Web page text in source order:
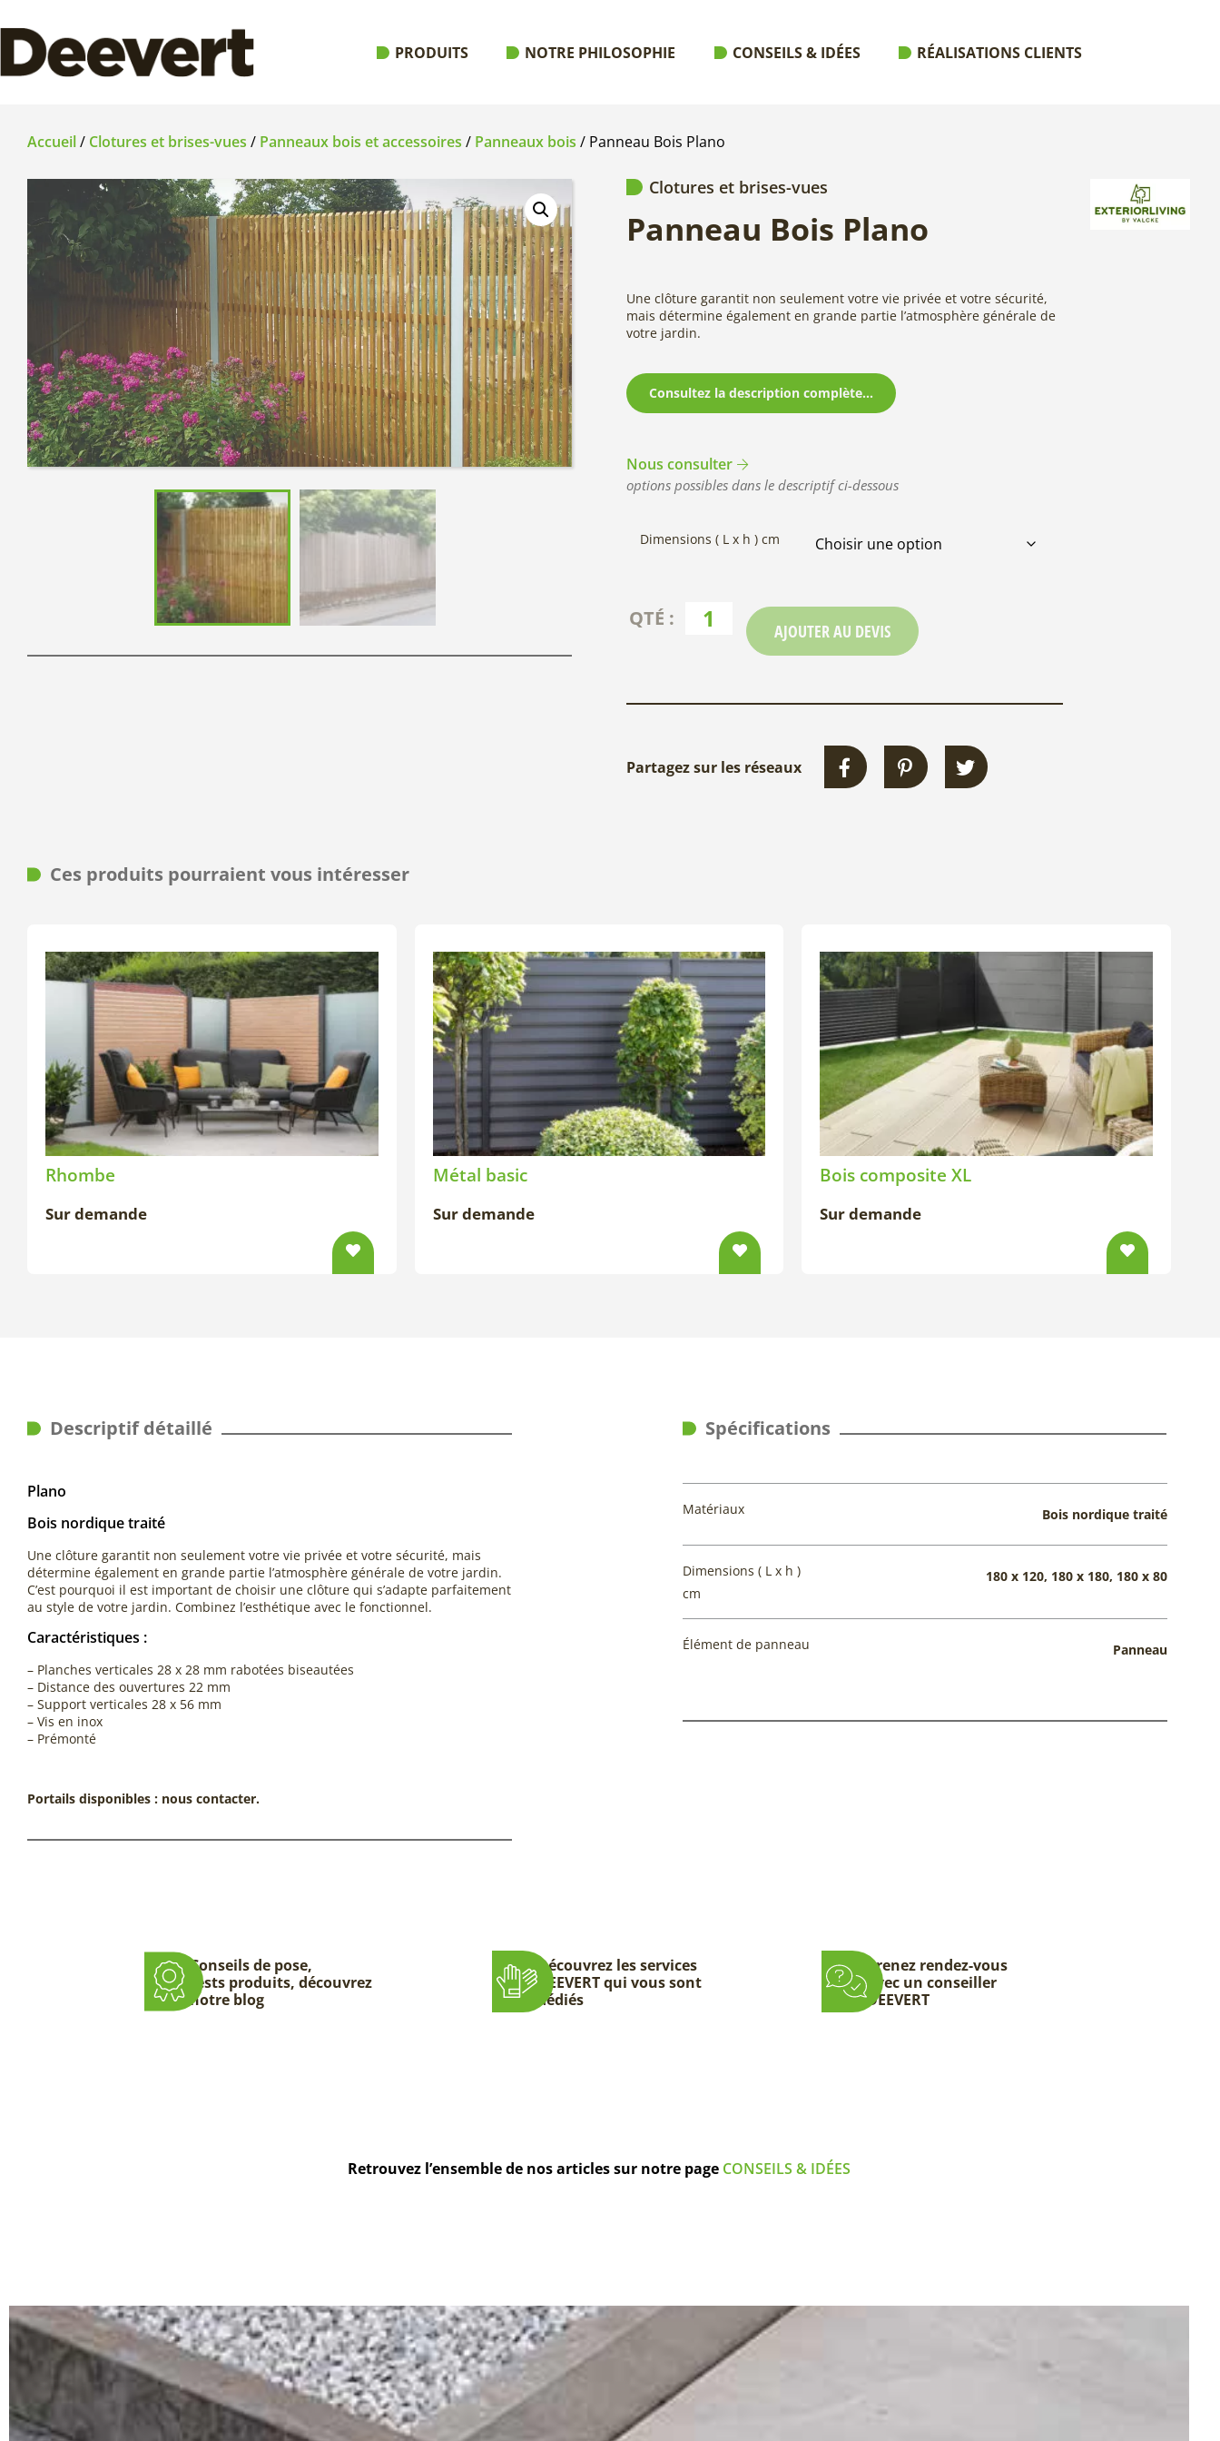
PRODUITS NOTRE PHILOSOPHIE CONSEILS & IDÉES RÉALISATIONS CLIENTS
Accueil/ Clotures et brises-vues / Panneaux bois et accessoires / Panneaux bois / Panneau Bois Plano
Clotures et brises-vues
Panneau Bois Plano
Une clôture garantit non seulement votre vie privée et votre sécurité,
mais détermine également en grande partie l’atmosphère générale de
votre jardin.
Consultez la description complète...
Nous consulter
options possibles dans le descriptif ci-dessous
Dimensions ( L x h ) cm
AJOUTER AU DEVIS
Partagez sur les réseaux
Ces produits pourraient vous intéresser
Rhombe
Sur demande
Métal basic
Sur demande
Bois composite XL
Sur demande
Descriptif détaillé
Plano
Bois nordique traité
Une clôture garantit non seulement votre vie privée et votre sécurité, mais
détermine également en grande partie l’atmosphère générale de votre jardin.
C’est pourquoi il est important de choisir une clôture qui s’adapte parfaitement
au style de votre jardin. Combinez l’esthétique avec le fonctionnel.
Caractéristiques :
– Planches verticales 28 x 28 mm rabotées biseautées
– Distance des ouvertures 22 mm
– Support verticales 28 x 56 mm
– Vis en inox
– Prémonté
Portails disponibles : nous contacter.
Spécifications
Matériaux Bois nordique traité
Dimensions ( L x h )
cm
180 x 120, 180 x 180, 180 x 80
Élément de panneau Panneau
Conseils de pose,
tests produits, découvrez
notre blog
Découvrez les services
DEEVERT qui vous sont
dédiés
Prenez rendez-vous
avec un conseiller
DEEVERT
Retrouvez l’ensemble de nos articles sur notre page CONSEILS & IDÉES